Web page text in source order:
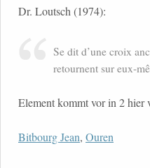
Dr. Loutsch (1974):
Se dit d’une croix
retournent sur eux-
Element kommt vor in 2 hier
Bitbourg Jean, Ouren